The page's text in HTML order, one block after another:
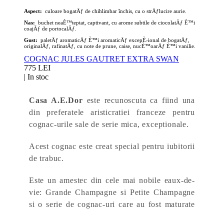
Aspect: culoare bogatÄƒ de chihlimbar închis, cu o strÄƒlucire aurie.
Nas: buchet neaÈ™teptat, captivant, cu arome subtile de ciocolatÄƒ È™i
coajÄƒ de portocalÄƒ.
Gust: paletÄƒ aromaticÄƒ È™i aromaticÄƒ excepÈ›ional de bogatÄƒ,
originalÄƒ, rafinatÄƒ, cu note de prune, caise, nucÈ™oarÄƒ È™i vanilie.
COGNAC JULES GAUTRET EXTRA SWAN
775 LEI
| In stoc
Casa A.E.Dor este recunoscuta ca fiind una
din preferatele aristicratiei franceze pentru
cognac-urile sale de serie mica, exceptionale.
Acestcognac este creat special pentru iubitorii
de trabuc.
Este un amestec din cele mai nobile eaux-de-
vie: Grande Champagne si Petite Champagne
si o serie de cognac-uri care au fost maturate